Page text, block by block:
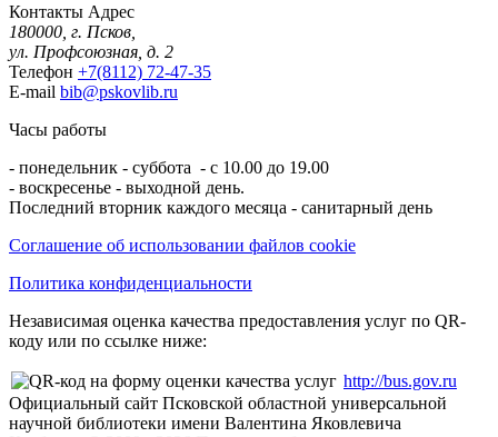
Контакты Адрес
180000, г. Псков,
ул. Профсоюзная, д. 2
Телефон +7(8112) 72-47-35
E-mail bib@pskovlib.ru
Часы работы
- понедельник - суббота - с 10.00 до 19.00
- воскресенье - выходной день.
Последний вторник каждого месяца - санитарный день
Соглашение об использовании файлов cookie
Политика конфиденциальности
Независимая оценка качества предоставления услуг по QR-
коду или по ссылке ниже:
http://bus.gov.ru
Официальный сайт Псковской областной универсальной
научной библиотеки имени Валентина Яковлевича